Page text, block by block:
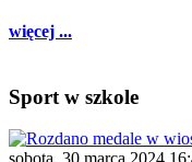
więcej ...
Sport w szkole